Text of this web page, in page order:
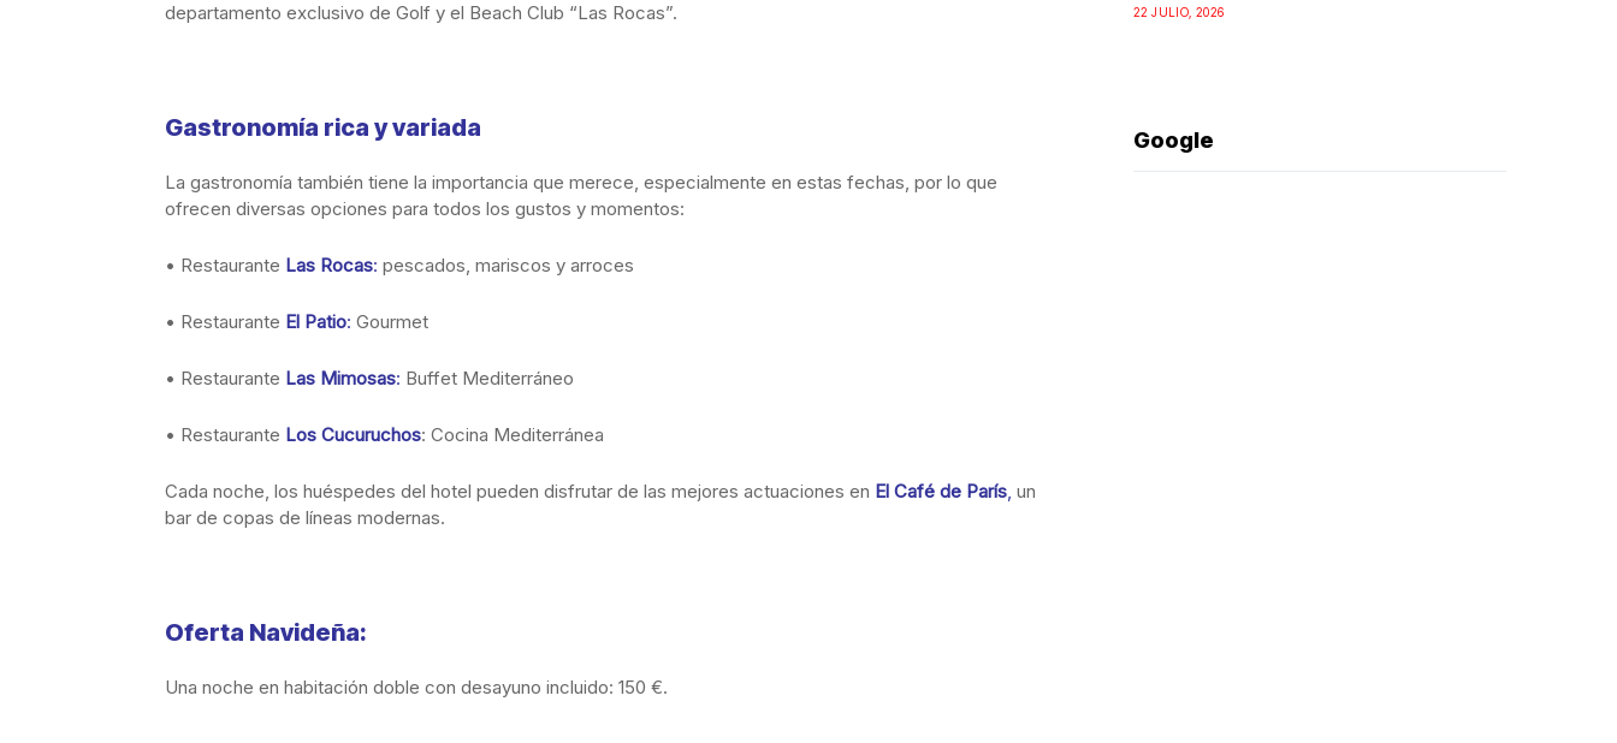
departamento exclusivo de Golf y el Beach Club “Las Rocas”.
Gastronomía rica y variada
La gastronomía también tiene la importancia que merece, especialmente en estas fechas, por lo que
ofrecen diversas opciones para todos los gustos y momentos:
• Restaurante Las Rocas: pescados, mariscos y arroces
• Restaurante El Patio: Gourmet
• Restaurante Las Mimosas: Buffet Mediterráneo
• Restaurante Los Cucuruchos: Cocina Mediterránea
Cada noche, los huéspedes del hotel pueden disfrutar de las mejores actuaciones en El Café de París, un
bar de copas de líneas modernas.
Oferta Navideña:
Una noche en habitación doble con desayuno incluido: 150 €.
22 JULIO, 2026
Google